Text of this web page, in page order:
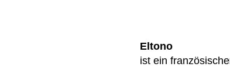
Eltono
ist ein